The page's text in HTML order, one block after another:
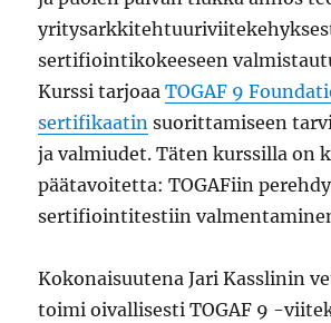
sertifiointikokeeseen
Kurssi tarjoaaTOGAF 9
sertifikaatin suorittamiseen
ja valmiudet. Täten kurssilla on
päätavoitetta: TOGAFiin
sertifiointitestiin
Kokonaisuutena Jari Kasslinin
toimi oivallisesti TOGAF 9 -